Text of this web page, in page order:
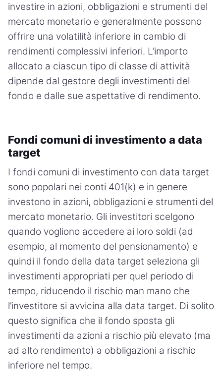
investire in azioni, obbligazioni e strumenti del
mercato monetario e generalmente possono
offrire una volatilità inferiore in cambio di
rendimenti complessivi inferiori. L’importo
allocato a ciascun tipo di classe di attività
dipende dal gestore degli investimenti del
fondo e dalle sue aspettative di rendimento.
Fondi comuni di investimento a data
target
I fondi comuni di investimento con data target
sono popolari nei conti 401(k) e in genere
investono in azioni, obbligazioni e strumenti del
mercato monetario. Gli investitori scelgono
quando vogliono accedere ai loro soldi (ad
esempio, al momento del pensionamento) e
quindi il fondo della data target seleziona gli
investimenti appropriati per quel periodo di
tempo, riducendo il rischio man mano che
l’investitore si avvicina alla data target. Di solito
questo significa che il fondo sposta gli
investimenti da azioni a rischio più elevato (ma
ad alto rendimento) a obbligazioni a rischio
inferiore nel tempo.